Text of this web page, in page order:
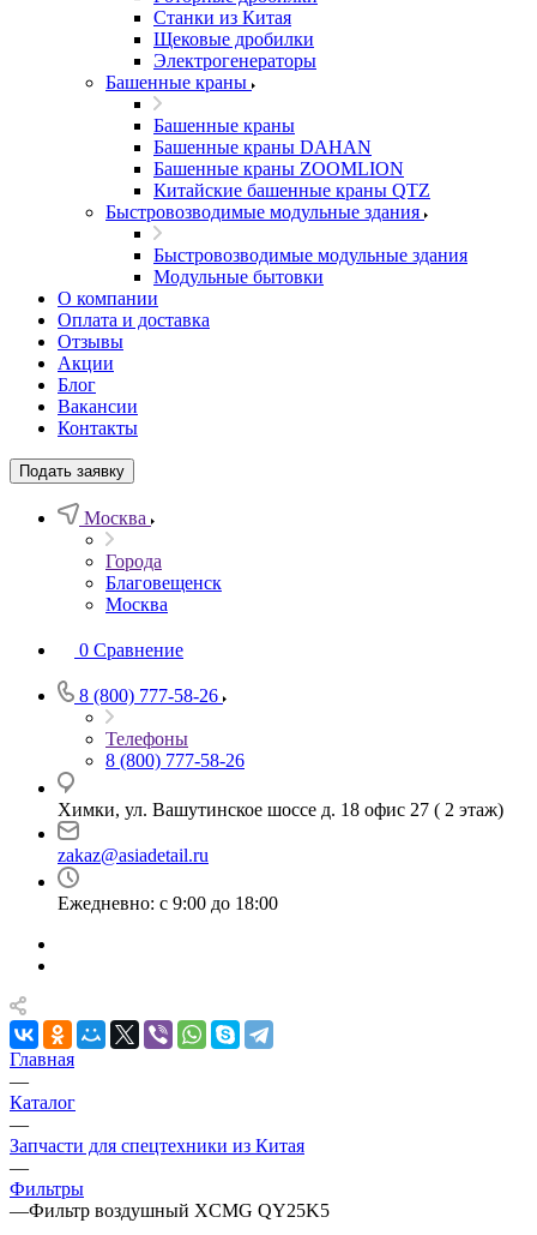
Станки из Китая
Щековые дробилки
Электрогенераторы
Башенные краны
Башенные краны
Башенные краны DAHAN
Башенные краны ZOOMLION
Китайские башенные краны QTZ
Быстровозводимые модульные здания
Быстровозводимые модульные здания
Модульные бытовки
О компании
Оплата и доставка
Отзывы
Акции
Блог
Вакансии
Контакты
Подать заявку
Москва
Города
Благовещенск
Москва
0 Сравнение
8 (800) 777-58-26
Телефоны
8 (800) 777-58-26
Химки, ул. Вашутинское шоссе д. 18 офис 27 ( 2 этаж)
zakaz@asiadetail.ru
Ежедневно: с 9:00 до 18:00
Главная
—
Каталог
—
Запчасти для спецтехники из Китая
—
Фильтры
—Фильтр воздушный XCMG QY25K5